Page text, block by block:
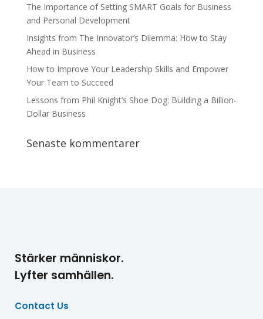
The Importance of Setting SMART Goals for Business
and Personal Development
Insights from The Innovator’s Dilemma: How to Stay
Ahead in Business
How to Improve Your Leadership Skills and Empower
Your Team to Succeed
Lessons from Phil Knight’s Shoe Dog: Building a Billion-
Dollar Business
Senaste kommentarer
Stärker människor.
Lyfter samhällen.
Contact Us